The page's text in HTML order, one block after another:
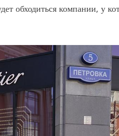
обходиться компании, у